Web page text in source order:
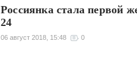
Россиянка стала первой
24
06 август 2018, 15:48 0